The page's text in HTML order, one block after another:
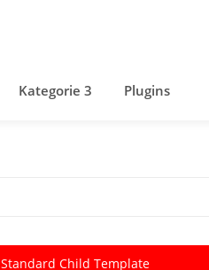
Kategorie 3 Plugins
Standard Child Template